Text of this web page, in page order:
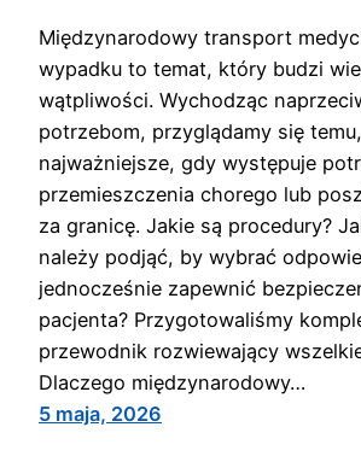
Międzynarodowy transport
wypadku to temat, który budzi
wątpliwości. Wychodząc
potrzebom, przyglądamy się
najważniejsze, gdy występuje
przemieszczenia chorego lub
za granicę. Jakie są procedury?
należy podjąć, by wybrać
jednocześnie zapewnić
pacjenta? Przygotowaliśmy
przewodnik rozwiewający
Dlaczego międzynarodowy…
5 maja, 2026